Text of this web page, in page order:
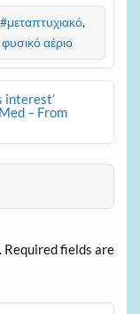
#μεταπτυχιακό,
φυσικό αέριο
interest’
– From
Required fields are